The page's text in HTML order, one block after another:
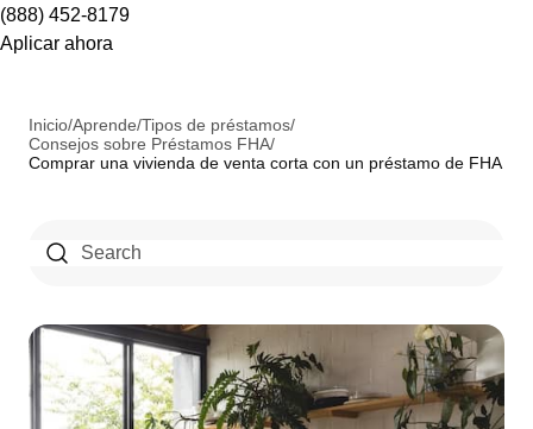
(888) 452-8179
Aplicar ahora
Inicio/Aprende/Tipos de préstamos/
Consejos sobre Préstamos FHA/
Comprar una vivienda de venta corta con un préstamo de FHA